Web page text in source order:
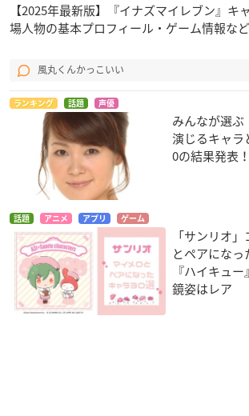
【2025年最新版】『イナズマイレブン』キ
場人物の基本プロフィール・ゲーム情報な
風丸くんかっこいい
ランキング 話題 声優
みんなが選
演じるキャラ
0の結果発表
話題 アニメ アプリ ゲーム
「サンリオ
とペアになっ
『ハイキュ
鏡姿はレア